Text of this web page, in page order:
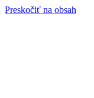
Preskočiť na obsah